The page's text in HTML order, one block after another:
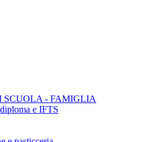
SCUOLA - FAMIGLIA
e IFTS